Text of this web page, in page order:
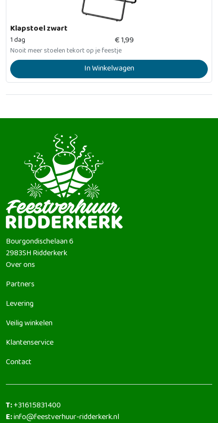
Klapstoel zwart
1 dag €1,99
Nooit meer stoelen tekort op je feestje
In Winkelwagen
Bourgondischelaan 6
2983SHRidderkerk
Over ons
Partners
Levering
Veilig winkelen
Klantenservice
Contact
T:+31615831400
E:info@feestverhuur-ridderkerk.nl